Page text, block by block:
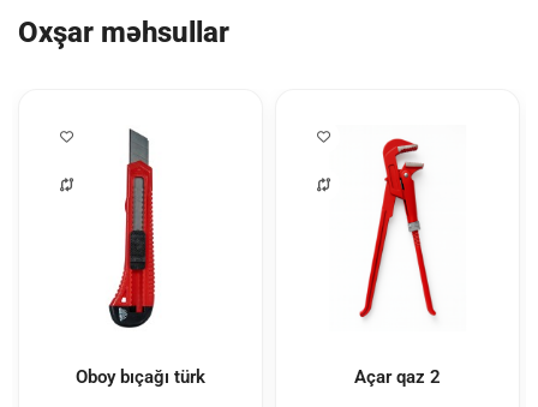
Oxşar məhsullar
Oboy bıçağı türk Açar qaz 2